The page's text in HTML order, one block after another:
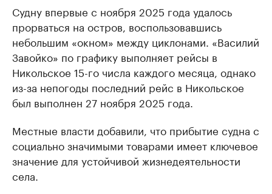
Судну впервые с ноября 2025 года удалось
прорваться на остров, воспользовавшись
небольшим «окном» между циклонами. «Василий
Завойко» по графику выполняет рейсы в
Никольское 15-го числа каждого месяца, однако
из-за непогоды последний рейс в Никольское
был выполнен 27 ноября 2025 года.
Местные власти добавили, что прибытие судна с
социально значимыми товарами имеет ключевое
значение для устойчивой жизнедеятельности
села.